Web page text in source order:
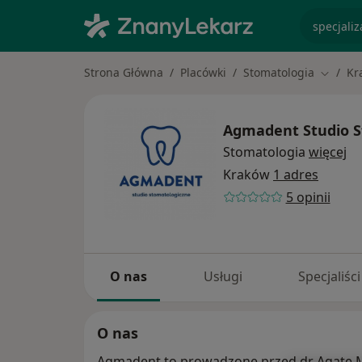
Strona Główna Placówki Stomatologia Zmień
Agmadent Studio
Stomatologia więcej
Kraków 1 adres
5 opinii
O nas Usługi Specjaliści
O nas